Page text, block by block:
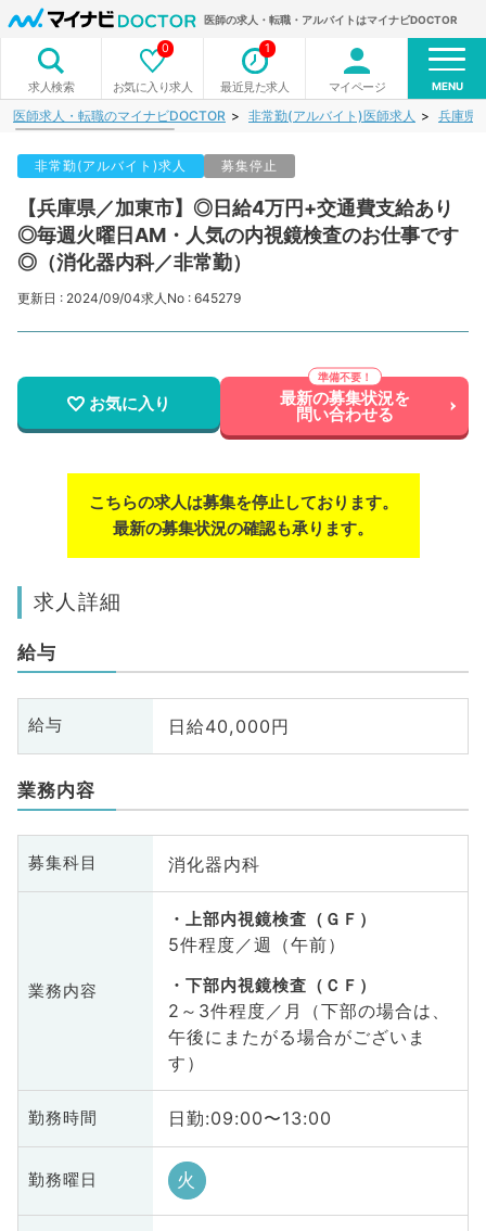
医師の求人・転職・アルバイトはマイナビDOCTOR
求人検索 お気に入り求人
0
最近見た求人
1
マイページ MENU
医師求人・転職のマイナビDOCTOR 非常勤(アルバイト)医師求人 兵庫県
非常勤(アルバイト)求人 募集停止
【兵庫県／加東市】◎日給4万円+交通費支給あり
◎毎週火曜日AM・人気の内視鏡検査のお仕事です
◎（消化器内科／非常勤）
更新日 : 2024/09/04求人No : 645279
お気に入り 最新の募集状況を
問い合わせる
こちらの求人は募集を停止しております。
最新の募集状況の確認も承ります。
求人詳細
給与
給与 日給40,000円
業務内容
募集科目 消化器内科
業務内容
上部内視鏡検査（ＧＦ）
5件程度／週（午前）
下部内視鏡検査（ＣＦ）
2～3件程度／月（下部の場合は、
午後にまたがる場合がございま
す）
勤務時間 日勤:09:00〜13:00
勤務曜日 火